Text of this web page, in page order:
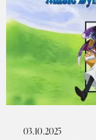
03.10.2025